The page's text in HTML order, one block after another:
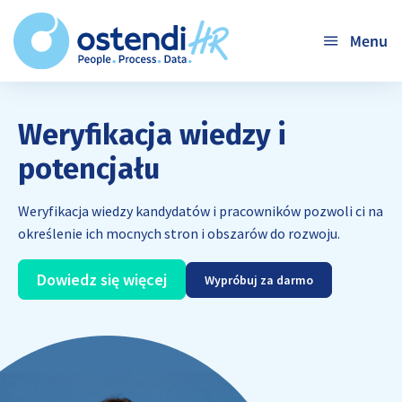
Przejdź
do
treści
Weryfikacja wiedzy i
potencjału
Weryfikacja wiedzy kandydatów i pracowników pozwoli ci na
określenie ich mocnych stron i obszarów do rozwoju.
Dowiedz się więcej Wypróbuj za darmo